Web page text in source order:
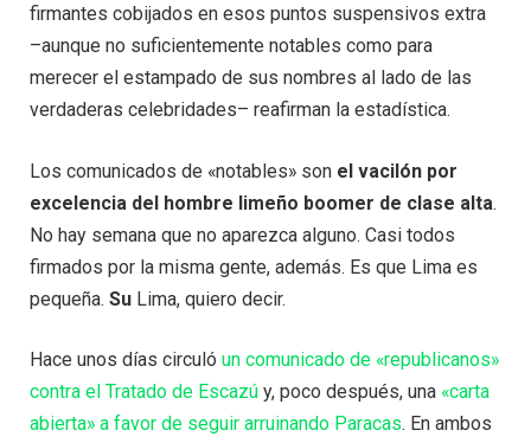
firmantes cobijados en esos puntos suspensivos extra
–aunque no suficientemente notables como para
merecer el estampado de sus nombres al lado de las
verdaderas celebridades– reafirman la estadística.
Los comunicados de «notables» son el vacilón por
excelencia del hombre limeño boomer de clase alta.
No hay semana que no aparezca alguno. Casi todos
firmados por la misma gente, además. Es que Lima es
pequeña. Su Lima, quiero decir.
Hace unos días circuló un comunicado de «republicanos»
contra el Tratado de Escazú y, poco después, una «carta
abierta» a favor de seguir arruinando Paracas. En ambos